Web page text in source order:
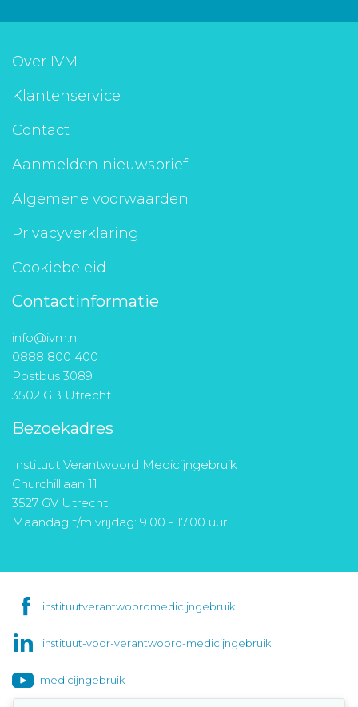
Over IVM
Klantenservice
Contact
Aanmelden nieuwsbrief
Algemene voorwaarden
Privacyverklaring
Cookiebeleid
Contactinformatie
info@ivm.nl
0888 800 400
Postbus 3089
3502 GB Utrecht
Bezoekadres
Instituut Verantwoord Medicijngebruik
Churchilllaan 11
3527 GV Utrecht
Maandag t/m vrijdag: 9.00 - 17.00 uur
instituutverantwoordmedicijngebruik
instituut-voor-verantwoord-medicijngebruik
medicijngebruik